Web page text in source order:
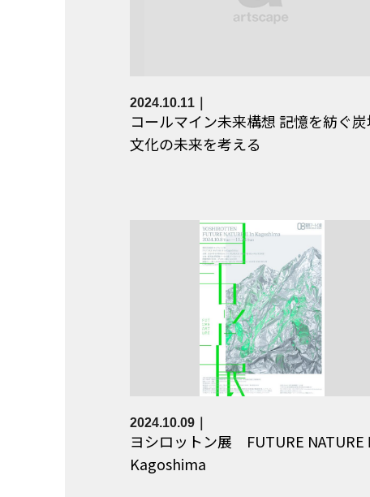
2024.10.11
コールマイン未来構想 記憶を紡ぐ――
文化の未来を考える
2024.10.09
ヨシロットン展 FUTURE NATURE
Kagoshima